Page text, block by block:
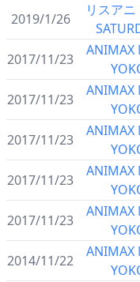
2019/1/26
リスア
2017/11/23
ANIMAX
2017/11/23
ANIMAX
2017/11/23
ANIMAX
2017/11/23
ANIMAX
2017/11/23
ANIMAX
2014/11/22
ANIMAX